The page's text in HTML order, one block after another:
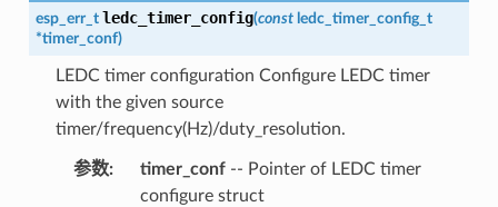
esp_err_t ledc_timer_config(const ledc_timer_config_t
*timer_conf)
LEDC timer configuration Configure LEDC timer
with the given source
timer/frequency(Hz)/duty_resolution.
参数: timer_conf-- Pointer of LEDC timer
configure struct